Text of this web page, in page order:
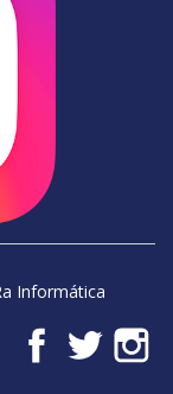
Informática